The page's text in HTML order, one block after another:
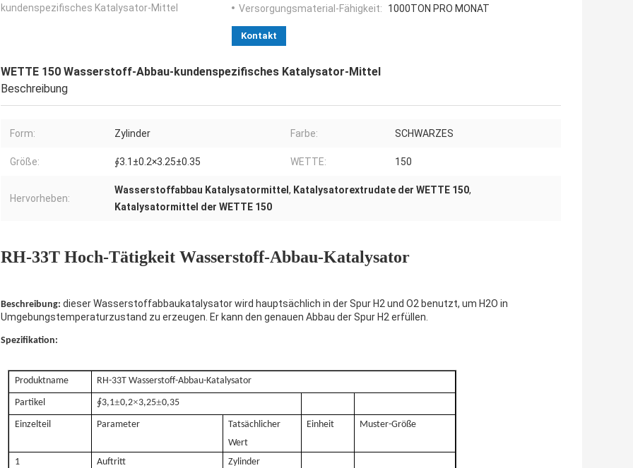
kundenspezifisches Katalysator-Mittel
Versorgungsmaterial-Fähigkeit:
1000TON PRO MONAT
Kontakt
WETTE 150 Wasserstoff-Abbau-kundenspezifisches Katalysator-Mittel
Beschreibung
Form: Zylinder Farbe: SCHWARZES
Größe: ∮3.1±0.2×3.25±0.35 WETTE: 150
Hervorheben:
Wasserstoffabbau Katalysatormittel , Katalysatorextrudate der WETTE 150,
Katalysatormittel der WETTE 150
RH-33T Hoch-Tätigkeit Wasserstoff-Abbau-Katalysator
Beschreibung: dieser Wasserstoffabbaukatalysator wird hauptsächlich in der Spur H2 und O2 benutzt, um H2O in
Umgebungstemperaturzustand zu erzeugen. Er kann den genauen Abbau der Spur H2 erfüllen.
Spezifikation:
Produktname RH-33T Wasserstoff-Abbau-Katalysator
Partikel ∮3,1±0,2×3,25±0,35
Einzelteil Parameter
Tatsächlicher
Wert
Einheit Muster-Größe
1 Auftritt Zylinder